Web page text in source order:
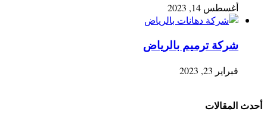
أغسطس 14, 2023
شركة ترميم بالرياض
فبراير 23, 2023
أحدث المقالات